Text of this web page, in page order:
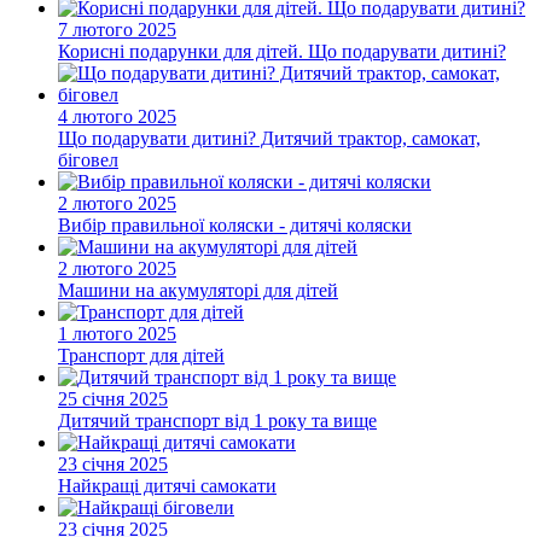
7 лютого 2025
Корисні подарунки для дітей. Що подарувати дитині?
4 лютого 2025
Що подарувати дитині? Дитячий трактор, самокат,
біговел
2 лютого 2025
Вибір правильної коляски - дитячі коляски
2 лютого 2025
Машини на акумуляторі для дітей
1 лютого 2025
Транспорт для дітей
25 січня 2025
Дитячий транспорт від 1 року та вище
23 січня 2025
Найкращі дитячі самокати
23 січня 2025